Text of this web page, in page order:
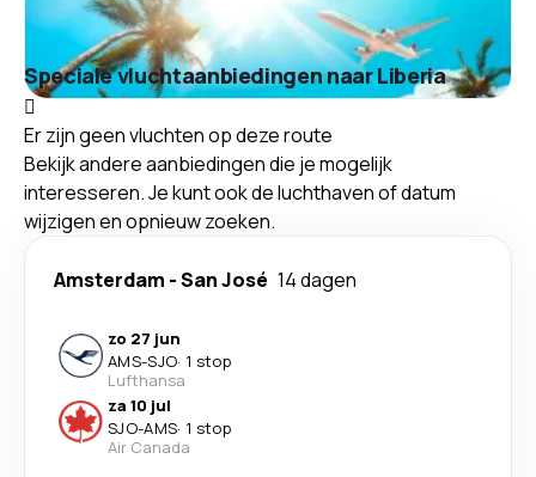
Speciale vluchtaanbiedingen naar Liberia
Er zijn geen vluchten op deze route
Bekijk andere aanbiedingen die je mogelijk
interesseren. Je kunt ook de luchthaven of datum
wijzigen en opnieuw zoeken.
Amsterdam -San José 14 dagen
zo 27 jun
AMS-SJO· 1 stop
Lufthansa
za 10 jul
SJO-AMS· 1 stop
Air Canada